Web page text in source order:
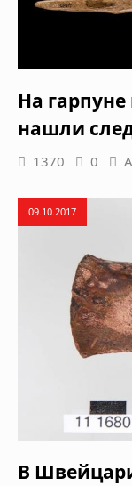
На гарпуне
нашли
1370 0
09.10.2017
В